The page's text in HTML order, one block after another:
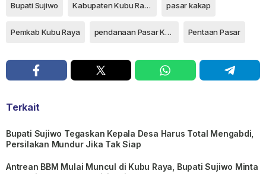
Bupati Sujiwo Kabupaten Kubu Raya pasar kakap
Pemkab Kubu Raya pendanaan Pasar Kakap Pentaan Pasar
Terkait
Bupati Sujiwo Tegaskan Kepala Desa Harus Total Mengabdi,
Persilakan Mundur Jika Tak Siap
Antrean BBM Mulai Muncul di Kubu Raya, Bupati Sujiwo Minta